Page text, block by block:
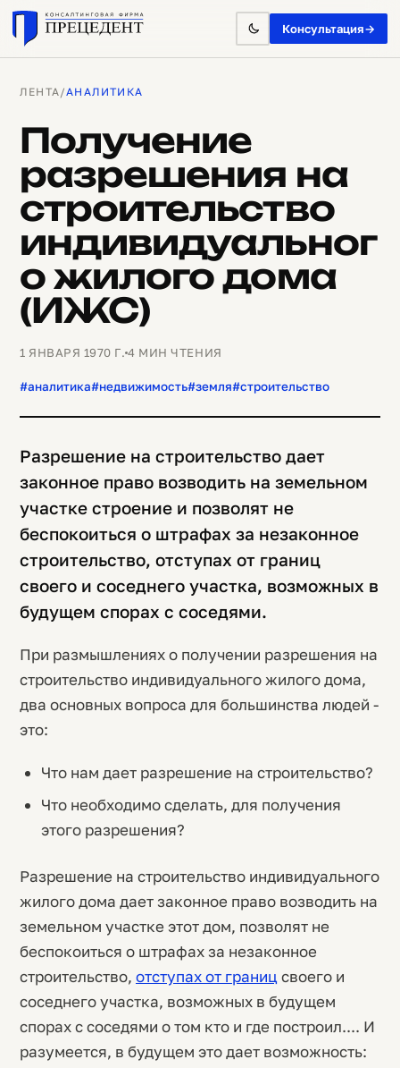
Консультация→
ЛЕНТА/АНАЛИТИКА
Получение
разрешения на
строительство
индивидуальног
о жилого дома
(ИЖС)
1 ЯНВАРЯ 1970 Г.4 МИН ЧТЕНИЯ
#аналитика#недвижимость#земля#строительство
Разрешение на строительство дает
законное право возводить на земельном
участке строение и позволят не
беспокоиться о штрафах за незаконное
строительство, отступах от границ
своего и соседнего участка, возможных в
будущем спорах с соседями.
При размышлениях о получении разрешения на
строительство индивидуального жилого дома,
два основных вопроса для большинства людей -
это:
Что нам дает разрешение на строительство?
Что необходимо сделать, для получения
этого разрешения?
Разрешение на строительство индивидуального
жилого дома дает законное право возводить на
земельном участке этот дом, позволят не
беспокоиться о штрафах за незаконное
строительство, отступах от границ своего и
соседнего участка, возможных в будущем
спорах с соседями о том кто и где построил.... И
разумеется, в будущем это дает возможность: